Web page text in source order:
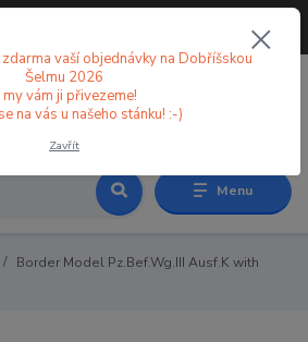
Menu
Border Model Pz.Bef.Wg.III Ausf.K with
vaší objednávky na Dobříšskou
Šelmu 2026
my vám ji přivezeme!
na vás u našeho stánku! :-)
Zavřít